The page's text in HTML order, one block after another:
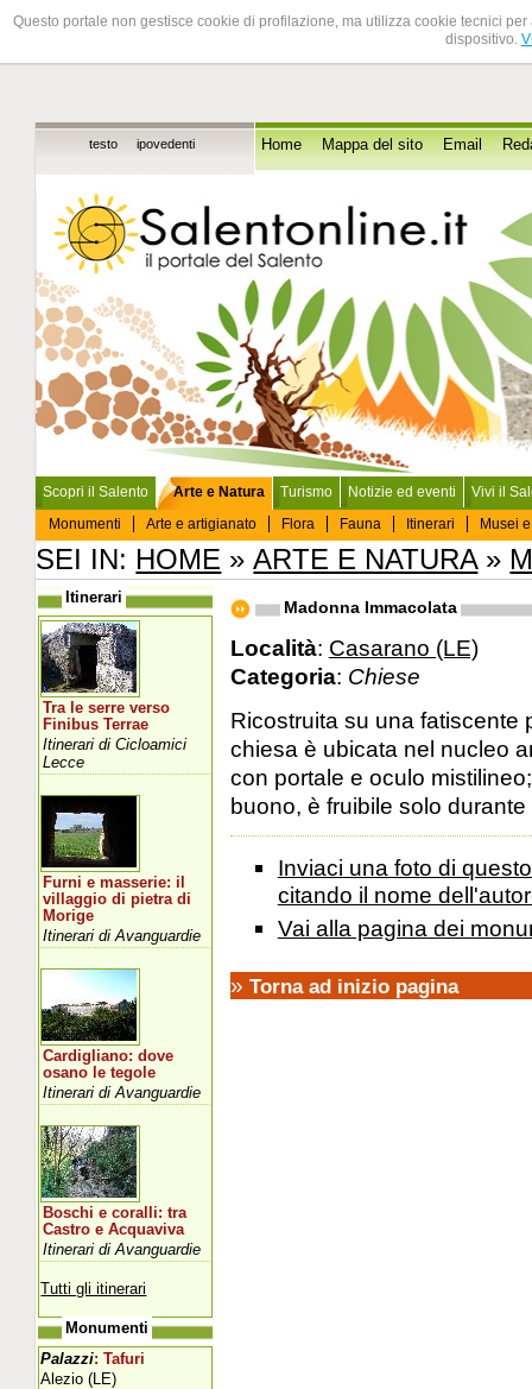
Questo portale non gestisce cookie di profilazione, ma utilizza cookie tecnici
dispositivo.
testo ipovedenti Home Mappa del sito Email
Scopri il Salento
Arte e Natura
Monumenti
Arte e artigianato Flora Fauna Itinerari Musei
Turismo Notizie ed eventi Vivi il
SEI IN: HOME »ARTE E NATURA»
Madonna Immacolata
Località: Casarano (LE)
Categoria: Chiese
Ricostruita su una fatiscente
chiesa è ubicata nel nucleo
con portale e oculo
buono, è fruibile solo
Inviaci una foto di
citando il nome
Vai alla pagina dei
» Torna ad inizio pagina
Itinerari
Tra le serre verso
Finibus Terrae
Itinerari di Cicloamici
Lecce
Furni e masserie: il
villaggio di pietra di
Morige
Itinerari di Avanguardie
Cardigliano: dove
osano le tegole
Itinerari di Avanguardie
Boschi e coralli: tra
Castro e Acquaviva
Itinerari di Avanguardie
Tutti gli itinerari
Monumenti
Palazzi: Tafuri
Alezio (LE)